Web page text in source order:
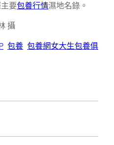
主要包養行情濕地名錄。
攝
包養 包養網女大生包養俱